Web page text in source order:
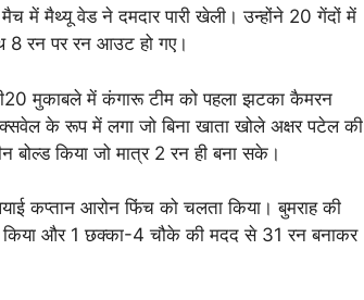
मैथ्यू वेड ने दमदार पारी खेली। उन्होंने 20 गेंदों में
8 रन पर रन आउट हो गए।
मुकाबले में कंगारू टीम को पहला झटका कैमरन
के रूप में लगा जो बिना खाता खोले अक्षर पटेल की
बोल्ड किया जो मात्र 2 रन ही बना सके।
कप्तान आरोन फिंच को चलता किया। बुमराह की
किया और 1 छक्का-4 चौके की मदद से 31 रन बनाकर